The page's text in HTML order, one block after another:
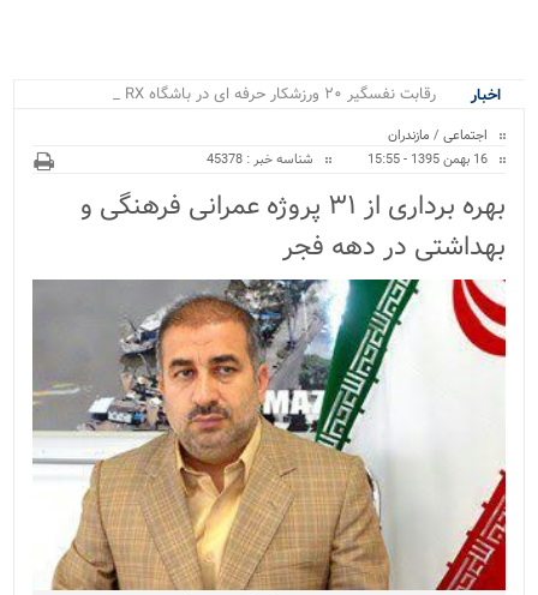
اخبار
رقابت نفسگیر ۲۰ ورزشکار حرفه ای در باشگاه RX بابل/ _
اجتماعی / مازندران
16 بهمن 1395 - 15:55
شناسه خبر : 45378
بهره برداری از ۳۱ پروژه عمرانی فرهنگی و
بهداشتی در دهه فجر